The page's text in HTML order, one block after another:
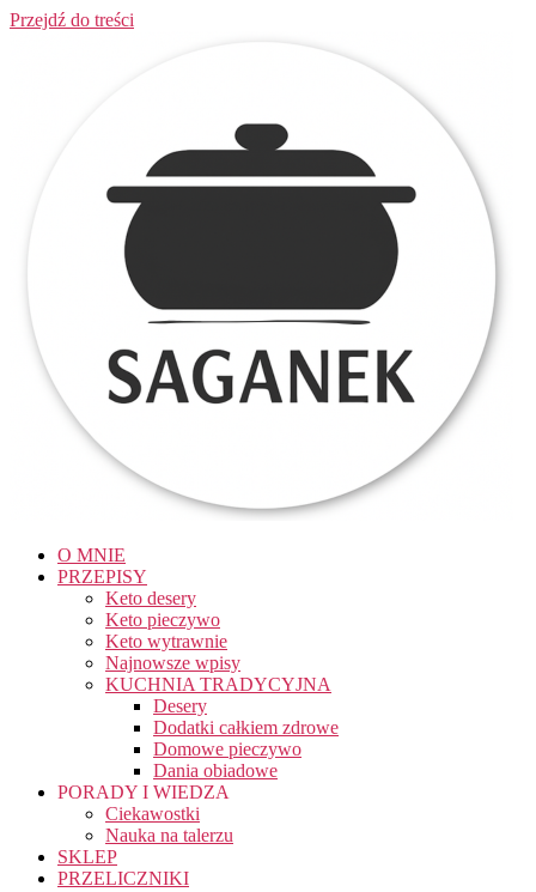
Przejdź do treści
O MNIE
PRZEPISY
Keto desery
Keto pieczywo
Keto wytrawnie
Najnowsze wpisy
KUCHNIA TRADYCYJNA
Desery
Dodatki całkiem zdrowe
Domowe pieczywo
Dania obiadowe
PORADY I WIEDZA
Ciekawostki
Nauka na talerzu
SKLEP
PRZELICZNIKI